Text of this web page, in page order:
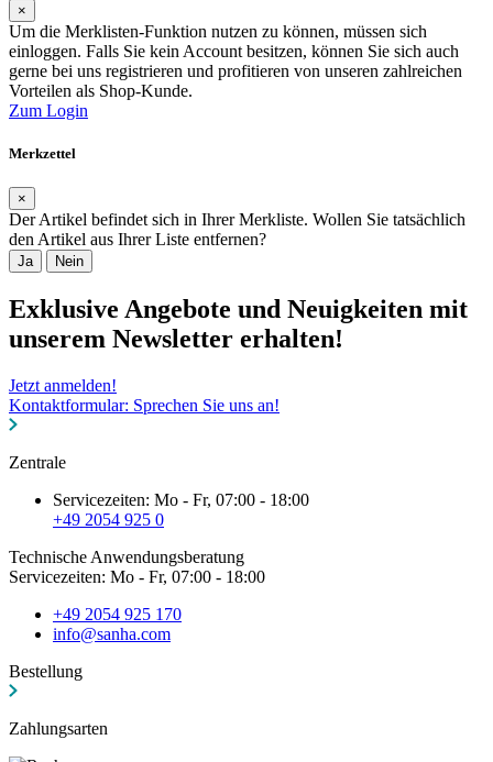
×
Um die Merklisten-Funktion nutzen zu können, müssen sich
einloggen. Falls Sie kein Account besitzen, können Sie sich auch
gerne bei uns registrieren und profitieren von unseren zahlreichen
Vorteilen als Shop-Kunde.
Zum Login
Merkzettel
×
Der Artikel befindet sich in Ihrer Merkliste. Wollen Sie tatsächlich
den Artikel aus Ihrer Liste entfernen?
Ja Nein
Exklusive Angebote und Neuigkeiten mit
unserem Newsletter erhalten!
Jetzt anmelden!
Kontaktformular: Sprechen Sie uns an!
Zentrale
Servicezeiten: Mo - Fr, 07:00 - 18:00
+49 2054 925 0
Technische Anwendungsberatung
Servicezeiten: Mo - Fr, 07:00 - 18:00
+49 2054 925 170
info@sanha.com
Bestellung
Zahlungsarten